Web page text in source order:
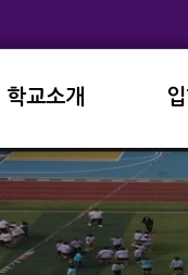
학교소개
교직원인사
학교상징
학교연혁
중